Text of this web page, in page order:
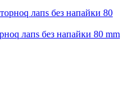
лапs без напайки 80 mm